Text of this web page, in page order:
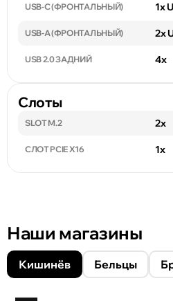
USB-C (ФРОНТАЛЬНЫЙ) 1x
USB-A (ФРОНТАЛЬНЫЙ) 2x
USB 2.0 ЗАДНИЙ 4x
Слоты
SLOT M.2 2x
СЛОТ PCIE X16 1x
Наши магазины
Кишинёв Бельцы